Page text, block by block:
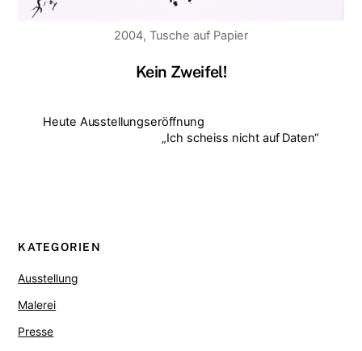
2004, Tusche auf Papier
Kein Zweifel!
Heute Ausstellungseröffnung
„Ich scheiss nicht auf Daten“
KATEGORIEN
Ausstellung
Malerei
Presse